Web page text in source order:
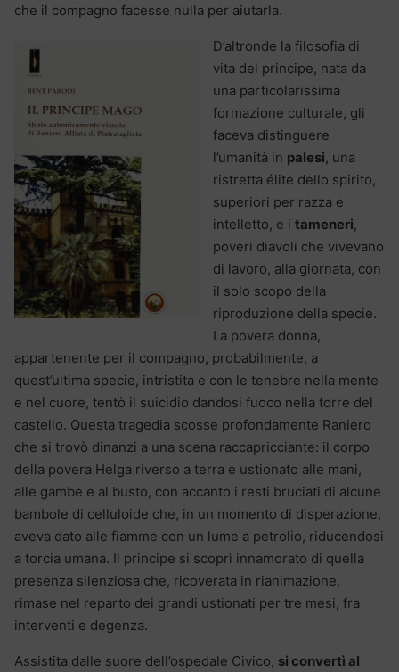
che il compagno facesse nulla per aiutarla.
D’altronde la filosofia di
vita del principe, nata da
una particolarissima
formazione culturale, gli
faceva distinguere
l’umanità in palesi, una
ristretta élite dello spirito,
superiori per razza e
intelletto, e i tameneri,
poveri diavoli che vivevano
di lavoro, alla giornata, con
il solo scopo della
riproduzione della specie.
La povera donna,
appartenente per il compagno, probabilmente, a
quest’ultima specie, intristita e con le tenebre nella mente
e nel cuore, tentò il suicidio dandosi fuoco nella torre del
castello. Questa tragedia scosse profondamente Raniero
che si trovò dinanzi a una scena raccapricciante: il corpo
della povera Helga riverso a terra e ustionato alle mani,
alle gambe e al busto, con accanto i resti bruciati di alcune
bambole di celluloide che, in un momento di disperazione,
aveva dato alle fiamme con un lume a petrolio, riducendosi
a torcia umana. Il principe si scoprì innamorato di quella
presenza silenziosa che, ricoverata in rianimazione,
rimase nel reparto dei grandi ustionati per tre mesi, fra
interventi e degenza.
Assistita dalle suore dell’ospedale Civico, si convertì al